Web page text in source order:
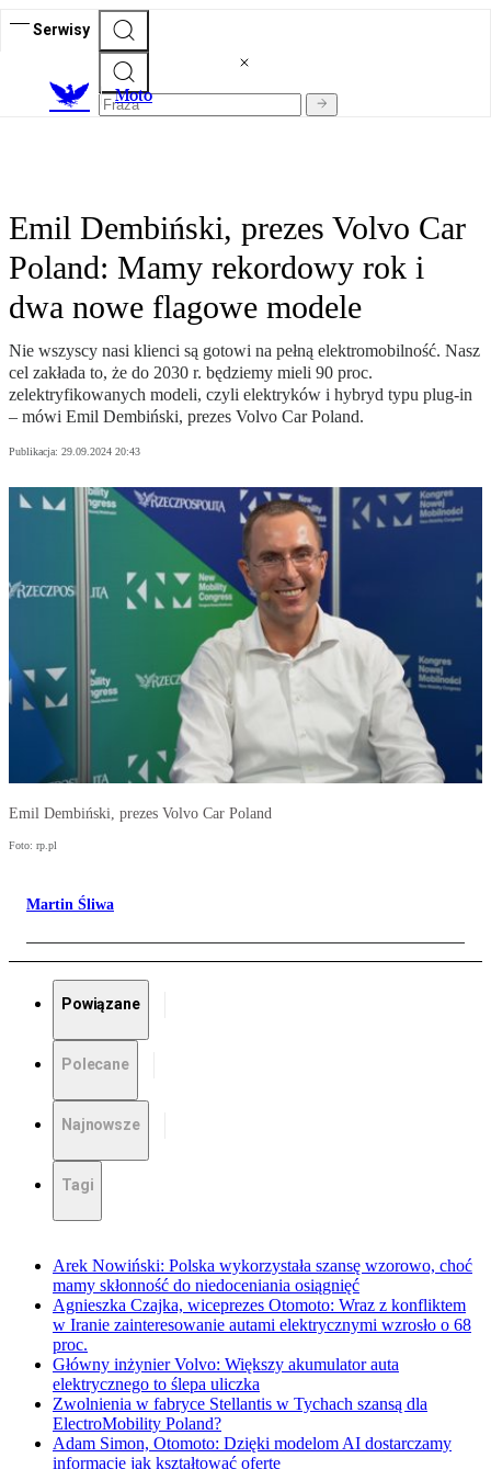
Serwisy
Moto
Emil Dembiński, prezes Volvo Car
Poland: Mamy rekordowy rok i
dwa nowe flagowe modele
Nie wszyscy nasi klienci są gotowi na pełną elektromobilność. Nasz
cel zakłada to, że do 2030 r. będziemy mieli 90 proc.
zelektryfikowanych modeli, czyli elektryków i hybryd typu plug-in
– mówi Emil Dembiński, prezes Volvo Car Poland.
Publikacja: 29.09.2024 20:43
Emil Dembiński, prezes Volvo Car Poland
Foto: rp.pl
Martin Śliwa
Powiązane
Polecane
Najnowsze
Tagi
Arek Nowiński: Polska wykorzystała szansę wzorowo, choć
mamy skłonność do niedoceniania osiągnięć
Agnieszka Czajka, wiceprezes Otomoto: Wraz z konfliktem
w Iranie zainteresowanie autami elektrycznymi wzrosło o 68
proc.
Główny inżynier Volvo: Większy akumulator auta
elektrycznego to ślepa uliczka
Zwolnienia w fabryce Stellantis w Tychach szansą dla
ElectroMobility Poland?
Adam Simon, Otomoto: Dzięki modelom AI dostarczamy
informacje jak kształtować ofertę